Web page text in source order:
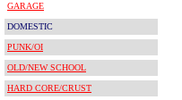
GARAGE
DOMESTIC
PUNK/OI
OLD/NEW SCHOOL
HARD CORE/CRUST